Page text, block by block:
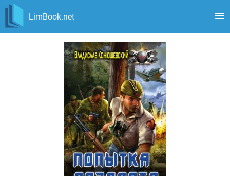
LimBook.net